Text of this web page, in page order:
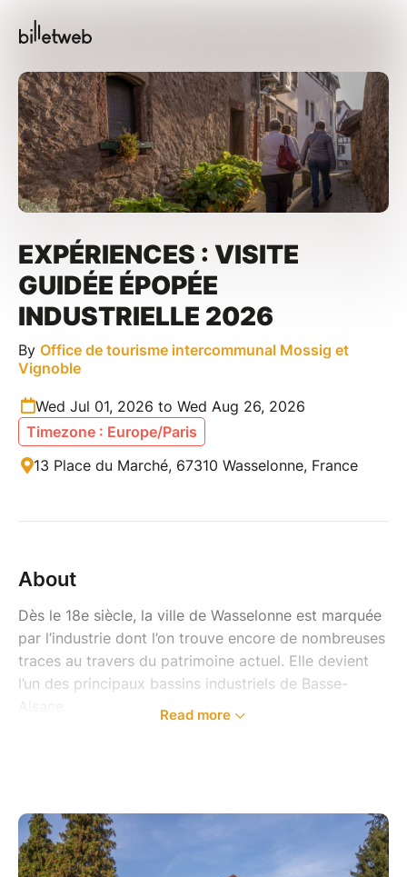
EXPÉRIENCES : VISITE
GUIDÉE ÉPOPÉE
INDUSTRIELLE 2026
By Office de tourisme intercommunal Mossig et
Vignoble
Wed Jul 01, 2026 to Wed Aug 26, 2026
Timezone : Europe/Paris
13 Place du Marché, 67310 Wasselonne, France
About
Dès le 18e siècle, la ville de Wasselonne est marquée
par l’industrie dont l’on trouve encore de nombreuses
traces au travers du patrimoine actuel. Elle devient
l’un des principaux bassins industriels de Basse-
Réservation conseillée.
Visite adaptée à tous les âges.
Read more